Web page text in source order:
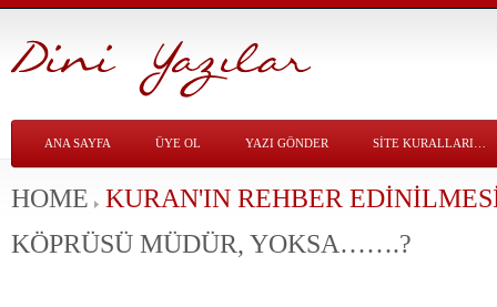
ANA SAYFA ÜYE OL YAZI GÖNDER SITE KURALLARI…
HOME KURAN'IN REHBER
KÖPRÜSÜ MÜDÜR, YOKSA…….?